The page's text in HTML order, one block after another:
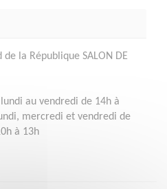
de la République SALON DE
au vendredi de 14h à
mercredi et vendredi de
à 13h